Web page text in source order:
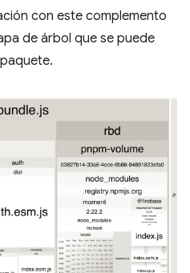
con este complemento
de árbol que se puede